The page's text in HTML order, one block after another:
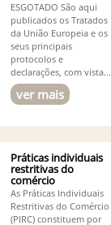
ESGOTADO São aqui
publicados os Tratados
da União Europeia e os
seus principais
protocolos e
declarações, com vista...
ver mais
Práticas individuais
restritivas do
comércio
As Práticas Individuais
Restritivas do Comércio
(PIRC) constituem por